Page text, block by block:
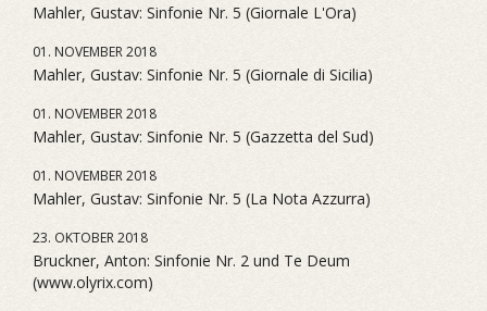
Mahler, Gustav: Sinfonie Nr. 5 (Giornale L'Ora)
01. NOVEMBER 2018
Mahler, Gustav: Sinfonie Nr. 5 (Giornale di Sicilia)
01. NOVEMBER 2018
Mahler, Gustav: Sinfonie Nr. 5 (Gazzetta del Sud)
01. NOVEMBER 2018
Mahler, Gustav: Sinfonie Nr. 5 (La Nota Azzurra)
23. OKTOBER 2018
Bruckner, Anton: Sinfonie Nr. 2 und Te Deum
(www.olyrix.com)